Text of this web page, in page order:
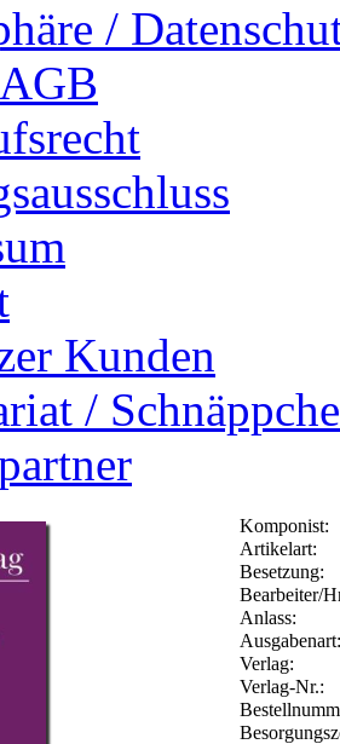
/
Kunden
/
Komponist:
Artikelart:
Besetzung:
Bearbeiter/
Anlass:
Ausgabenart:
Verlag:
Verlag-Nr.: